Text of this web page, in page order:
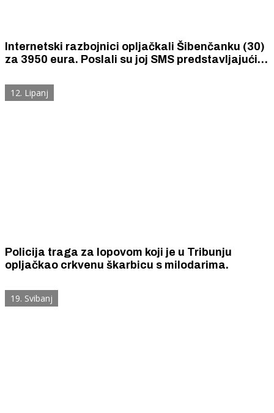
Internetski razbojnici opljačkali Šibenčanku (30)
za 3950 eura. Poslali su joj SMS predstavljajući
aplikaciju.
12. Lipanj
Policija traga za lopovom koji je u Tribunju
opljačkao crkvenu škarbicu s milodarima.
19. Svibanj